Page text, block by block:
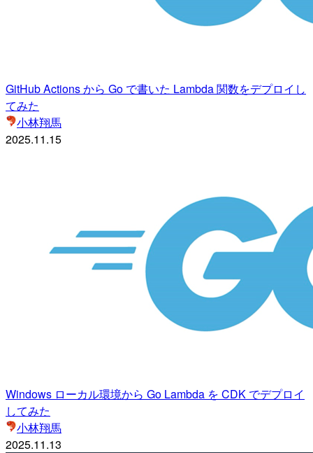
GitHub Actions から Go で書いた Lambda 関数をデプロイし
てみた
小林翔馬
2025.11.15
Windows ローカル環境から Go Lambda を CDK でデプロイ
してみた
小林翔馬
2025.11.13